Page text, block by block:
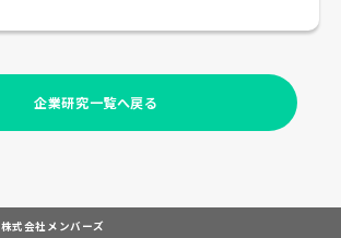
企業研究一覧へ戻る
株式会社メンバーズ